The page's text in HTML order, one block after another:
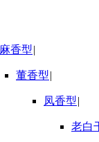
香型|
董香型|
凤香型|
老白